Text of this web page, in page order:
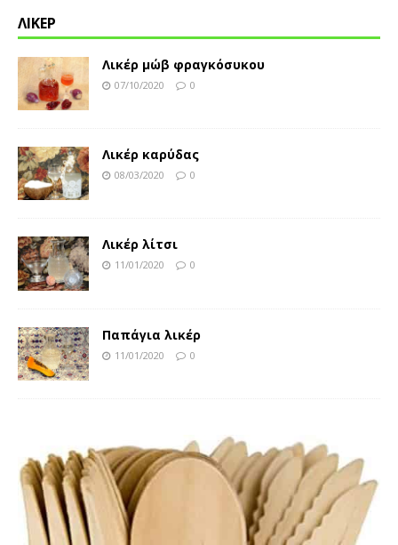
ΛΙΚΕΡ
Λικέρ μώβ φραγκόσυκου
07/10/2020 0
Λικέρ καρύδας
08/03/2020 0
Λικέρ λίτσι
11/01/2020 0
Παπάγια λικέρ
11/01/2020 0